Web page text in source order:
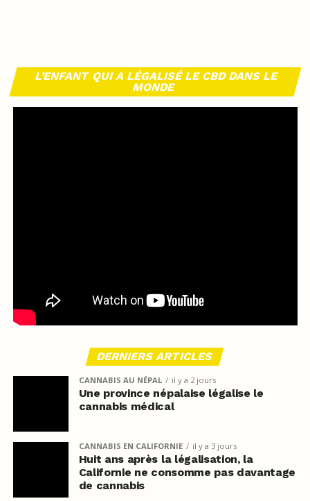
L’ENFANT QUI A LÉGALISÉ LE CBD DANS LE
MONDE
DERNIERS ARTICLES
CANNABIS AU NÉPAL il y a 2 jours
Une province népalaise légalise le
cannabis médical
CANNABIS EN CALIFORNIE il y a 3 jours
Huit ans après la légalisation, la
Californie ne consomme pas davantage
de cannabis